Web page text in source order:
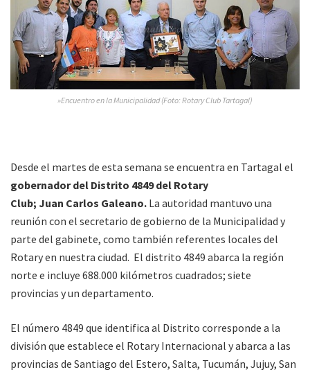
»Encuentro en la Municipalidad (Foto: Rotary Club Tartagal)
Desde el martes de esta semana se encuentra en Tartagal el
gobernador del Distrito 4849 del Rotary
Club; Juan Carlos Galeano. La autoridad mantuvo una
reunión con el secretario de gobierno de la Municipalidad y
parte del gabinete, como también referentes locales del
Rotary en nuestra ciudad. El distrito 4849 abarca la región
norte e incluye 688.000 kilómetros cuadrados; siete
provincias y un departamento.
El número 4849 que identifica al Distrito corresponde a la
división que establece el Rotary Internacional y abarca a las
provincias de Santiago del Estero, Salta, Tucumán, Jujuy, San